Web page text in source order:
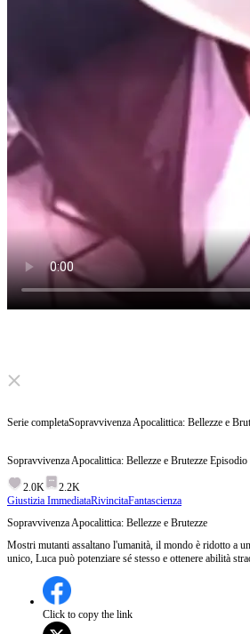
Click to unmute
eri già finita nella pancia di
Serie completaSopravvivenza Apocalittica: Bellezze e
Sopravvivenza Apocalittica: Bellezze e Brutezze Episodio
2.0K
2.2K
Giustizia ImmediataRivincitaFantascienza
Sopravvivenza Apocalittica: Bellezze e Brutezze
Mostri mutanti assaltano l'umanità, il mondo è ridotto a
unico, Luca può potenziare sé stesso e ottenere abilità
avviandosi infine su un viaggio per salvare il mondo.
Click to copy the link